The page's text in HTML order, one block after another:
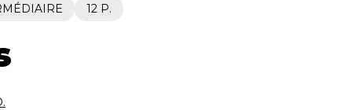
Quatuor de saxophones
12 P.